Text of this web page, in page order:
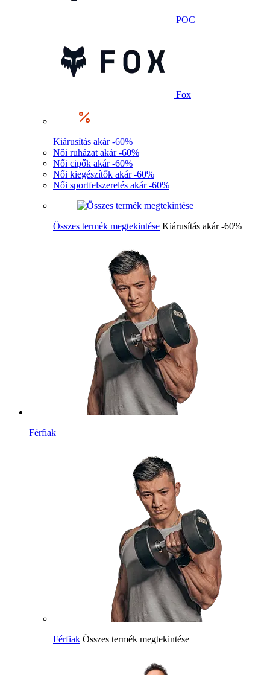
POC
Fox
Kiárusítás akár -60%
Női ruházat akár -60%
Női cipők akár -60%
Női kiegészítők akár -60%
Női sportfelszerelés akár -60%
Összes termék megtekintése Kiárusítás akár -60%
Férfiak
Férfiak Összes termék megtekintése